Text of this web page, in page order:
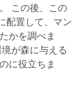
この後、この
配置して、マン
かを調べま
が森に与える
に役立ちま